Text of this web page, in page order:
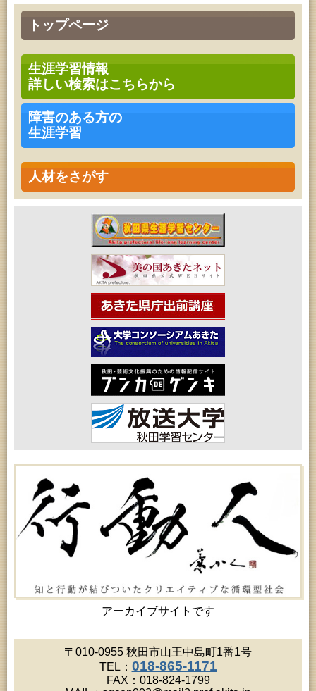
トップページ
生涯学習情報
詳しい検索はこちらから
障害のある方の
生涯学習
人材をさがす
アーカイブサイトです
〒010-0955 秋田市山王中島町1番1号
TEL： 018-865-1171
FAX：018-824-1799